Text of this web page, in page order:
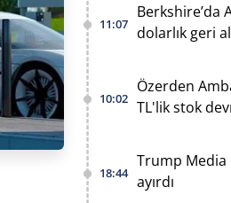
11:07
Berkshire’da
dolarlık geri
10:02
Özerden
TL'lik stok
18:44
Trump Media
ayırdı